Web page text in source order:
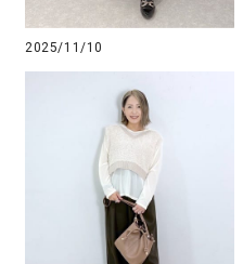
2025/11/10